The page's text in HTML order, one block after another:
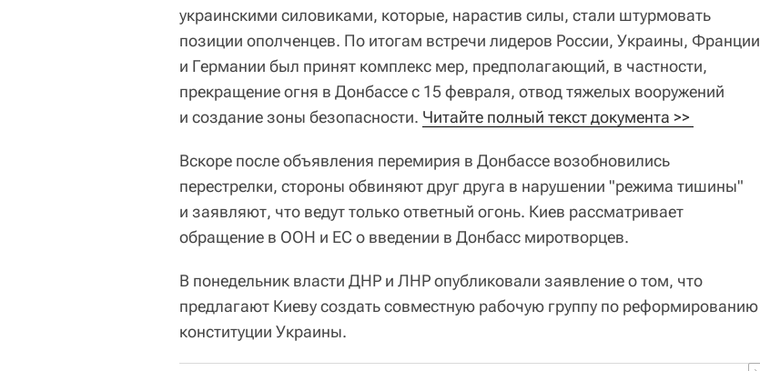
украинскими силовиками, которые, нарастив силы, стали штурмовать
позиции ополченцев. По итогам встречи лидеров России, Украины, Франции
и Германии был принят комплекс мер, предполагающий, в частности,
прекращение огня в Донбассе с 15 февраля, отвод тяжелых вооружений
и создание зоны безопасности. Читайте полный текст документа >>
Вскоре после объявления перемирия в Донбассе возобновились
перестрелки, стороны обвиняют друг друга в нарушении "режима тишины"
и заявляют, что ведут только ответный огонь. Киев рассматривает
обращение в ООН и ЕС о введении в Донбасс миротворцев.
В понедельник власти ДНР и ЛНР опубликовали заявление о том, что
предлагают Киеву создать совместную рабочую группу по реформированию
конституции Украины.